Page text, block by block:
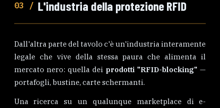
03 / L'industria della protezione RFID
Dall'altra parte del tavolo c'è un'industria interamente
legale che vive della stessa paura che alimenta il
mercato nero: quella dei prodotti "RFID-blocking" —
portafogli, bustine, carte schermanti.
Una ricerca su un qualunque marketplace di e-